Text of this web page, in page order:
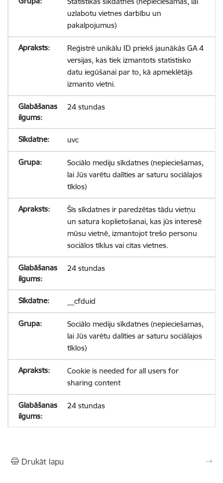
uzlabotu vietnes darbību un
pakalpojumus)
Reģistrē unikālu ID priekš jaunākās GA 4
versijas, kas tiek izmantots statistisko
datu iegūšanai par to, kā apmeklētājs
izmanto vietni.
24 stundas
uvc
Sociālo mediju sīkdatnes (nepieciešamas,
lai Jūs varētu dalīties ar saturu sociālajos
tīklos)
Šīs sīkdatnes ir paredzētas tādu vietņu
un satura koplietošanai, kas jūs interesē
mūsu vietnē, izmantojot trešo personu
sociālos tīklus vai citas vietnes.
24 stundas
__cfduid
Sociālo mediju sīkdatnes (nepieciešamas,
lai Jūs varētu dalīties ar saturu sociālajos
tīklos)
Cookie is needed for all users for
sharing content
24 stundas
Drukāt lapu